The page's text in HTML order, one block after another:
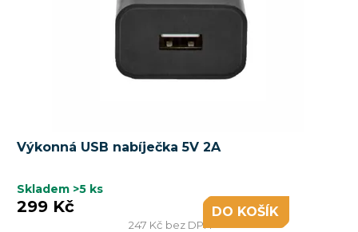
Výkonná USB nabíječka 5V 2A
Skladem >5 ks
247 Kč bez DPH
299 Kč DO KOŠÍKU